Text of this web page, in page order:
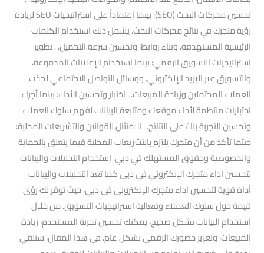
تحسين محركات البحث (SEO): بينما اعتماداً على استراتيجيات SEO لزيادة
رؤية متجرك في نتائج محركات البحث. يشمل ذلك استخدام الكلمات
الرئيسية المستهدفة، وبناء روابط، وتحسين سرعة التحميل. . تطوير
استراتيجيات التسويق الرقمي: بينما استخدام الإعلانات المدفوعة،
والتسويق عبر البريد الإلكتروني، ووسائل التواصل الاجتماعي لجذب
العملاء المحتملين وزيادة المبيعات. . اختبار وتحسين الأداء: بينما أجراء
اختبارات منتظمة لأداء موقعك ومتابعة البيانات لفهم سلوك العملاء
وتحسين التجربة بناءً على النتائج. . الامتثال للقوانين والتشريعات المحلية:
حيثما تأكد من أن متجرك يلتزم بالتشريعات المحلية فيما يتعلق بالحماية
والخصوصية وحقوق المستهلك في دبي. استخدام التحليلات والبيانات
لتحسين أداء متجرك الإلكتروني في دبي كما تعد التحليلات والبيانات
أداة قوية لتحسين أداء متجرك الإلكتروني في دبي، حيث توفر لك رؤى
قيمة حول سلوك العملاء وفعالية استراتيجيات التسويق. من خلال
استخدام البيانات بشكل صحيح، يمكنك تحسين تجربة المستخدم، زيادة
المبيعات، وتعزيز حضورك الرقمي بشكل عام. في هذا المقال، سنلقي